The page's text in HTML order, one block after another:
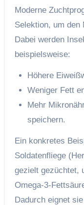
Moderne
Selektion, um den
Dabei werden
beispielsweise:
Höhere
Weniger Fett
Mehr
speichern.
Ein konkretes
Soldatenfliege
gezielt gezüchtet,
Omega-3-
Dadurch eignet